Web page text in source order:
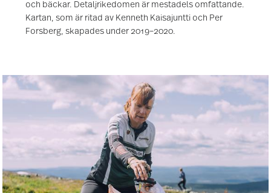
och bäckar. Detaljrikedomen är mestadels omfattande.
Kartan, som är ritad av Kenneth Kaisajuntti och Per
Forsberg, skapades under 2019–2020.